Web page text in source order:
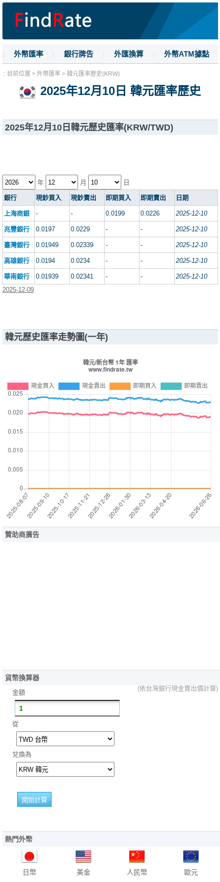
外幣匯率 銀行牌告 外匯換算 外幣ATM據點
| 名詞解釋 | 換匯技巧
:: 目前位置 > 外幣匯率 > 韓元匯率歷史(KRW)
2025年12月10日 韓元匯率歷史
2025年12月10日韓元歷史匯率(KRW/TWD)
年 月 日
銀行 現鈔買入 現鈔賣出 即期買入 即期賣出 日期
上海商銀 - - 0.0199 0.0226 2025-12-10
兆豐銀行 0.0197 0.0229 - - 2025-12-10
臺灣銀行 0.01949 0.02339 - - 2025-12-10
高雄銀行 0.0194 0.0234 - - 2025-12-10
華南銀行 0.01939 0.02341 - -
2025-12-10
2025-12-09
韓元歷史匯率走勢圖(一年)
贊助商廣告
貨幣換算器
(依台灣銀行現金賣出價計算)
金額
從
兌換為
熱門外幣
日幣 美金 人民幣 歐元